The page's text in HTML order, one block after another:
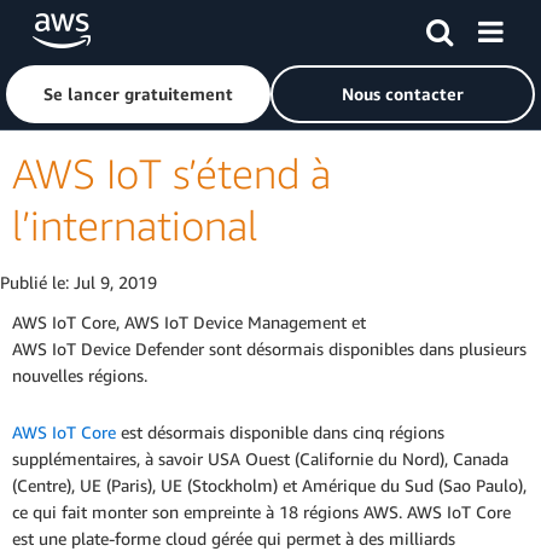
Passer au contenu principal
Cliquer ici pour revenir à la page d'accueil d'Amazon Web
Se lancer gratuitement Nous contacter
AWS IoT s’étend à
l’international
Publié le: Jul 9, 2019
AWS IoT Core, AWS IoT Device Management et
AWS IoT Device Defender sont désormais disponibles dans plusieurs
nouvelles régions.
AWS IoT Core est désormais disponible dans cinq régions
supplémentaires, à savoir USA Ouest (Californie du Nord), Canada
(Centre), UE (Paris), UE (Stockholm) et Amérique du Sud (Sao Paulo),
ce qui fait monter son empreinte à 18 régions AWS. AWS IoT Core
est une plate-forme cloud gérée qui permet à des milliards